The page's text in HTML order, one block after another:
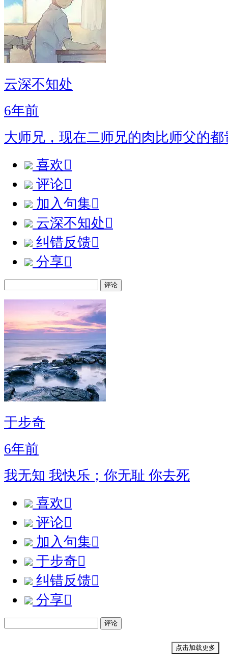
云深不知处
6年前
大师兄，现在二师兄的肉比师父的都
喜欢
评论
加入句集
云深不知处
纠错反馈
分享
评论
于步奇
6年前
我无知 我快乐；你无耻 你去死
喜欢
评论
加入句集
于步奇
纠错反馈
分享
评论
点击加载更多